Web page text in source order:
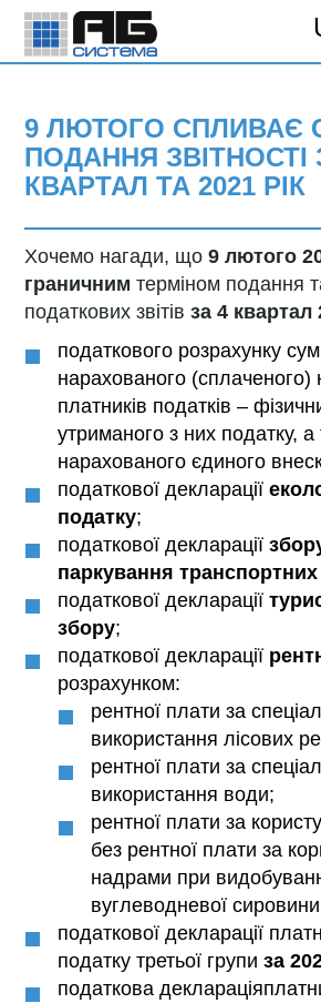
Головна>Новини> 9
9 ЛЮТОГО СПЛИВАЄ
ПОДАННЯ ЗВІТНОСТІ
КВАРТАЛ ТА 2021 РІК
Хочемо нагади, що9 лютого
граничним терміном подання
податкових звітівза 4 квартал
податкового розрахунку
нарахованого (сплаченого)
платників податків –
утриманого з них податку,
нарахованого єдиного
податкової декларації
податку;
податкової декларації
паркування транспортних
податкової декларації
збору;
податкової декларації
розрахунком:
рентної плати за
використання лісових
рентної плати за
використання води;
рентної плати за
без рентної плати за
надрами при
вуглеводневої
податкової декларації
податку третьої групиза
податкова